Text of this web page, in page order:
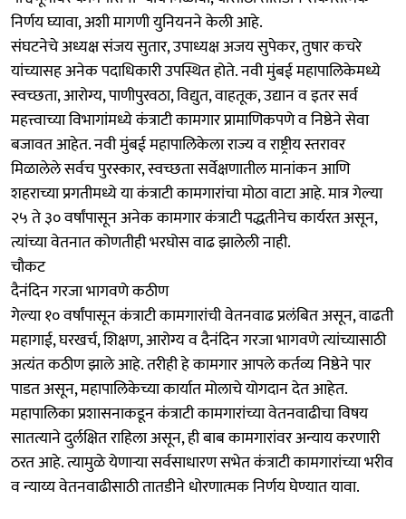
निर्णय घ्यावा, अशी मागणी युनियनने केली आहे.
संघटनेचे अध्यक्ष संजय सुतार, उपाध्यक्ष अजय सुपेकर, तुषार कचरे
यांच्यासह अनेक पदाधिकारी उपस्थित होते. नवी मुंबई महापालिकेमध्ये
स्वच्छता, आरोग्य, पाणीपुरवठा, विद्युत, वाहतूक, उद्यान व इतर सर्व
महत्त्वाच्या विभागांमध्ये कंत्राटी कामगार प्रामाणिकपणे व निष्ठेने सेवा
बजावत आहेत. नवी मुंबई महापालिकेला राज्य व राष्ट्रीय स्तरावर
मिळालेले सर्वच पुरस्कार, स्वच्छता सर्वेक्षणातील मानांकन आणि
शहराच्या प्रगतीमध्ये या कंत्राटी कामगारांचा मोठा वाटा आहे. मात्र गेल्या
२५ ते ३० वर्षांपासून अनेक कामगार कंत्राटी पद्धतीनेच कार्यरत असून,
त्यांच्या वेतनात कोणतीही भरघोस वाढ झालेली नाही.
चौकट
दैनंदिन गरजा भागवणे कठीण
गेल्या १० वर्षांपासून कंत्राटी कामगारांची वेतनवाढ प्रलंबित असून, वाढती
महागाई, घरखर्च, शिक्षण, आरोग्य व दैनंदिन गरजा भागवणे त्यांच्यासाठी
अत्यंत कठीण झाले आहे. तरीही हे कामगार आपले कर्तव्य निष्ठेने पार
पाडत असून, महापालिकेच्या कार्यात मोलाचे योगदान देत आहेत.
महापालिका प्रशासनाकडून कंत्राटी कामगारांच्या वेतनवाढीचा विषय
सातत्याने दुर्लक्षित राहिला असून, ही बाब कामगारांवर अन्याय करणारी
ठरत आहे. त्यामुळे येणाऱ्या सर्वसाधारण सभेत कंत्राटी कामगारांच्या भरीव
व न्याय्य वेतनवाढीसाठी तातडीने धोरणात्मक निर्णय घेण्यात यावा.